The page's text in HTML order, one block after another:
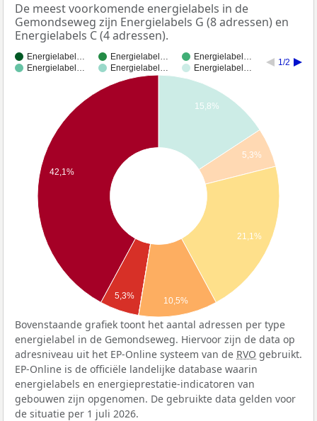
De meest voorkomende energielabels in de
Gemondseweg zijn Energielabels G (8 adressen) en
Energielabels C (4 adressen).
Energielabel… Energielabel…
Energielabel…
Energielabel…
Energielabel… Energielabel…
1/2
15,8%
5,3%
21,1%
42,1%
5,3% 10,5%
Bovenstaande grafiek toont het aantal adressen per type
energielabel in de Gemondseweg. Hiervoor zijn de data op
adresniveau uit het EP-Online systeem van de RVO gebruikt.
EP-Online is de officiële landelijke database waarin
energielabels en energieprestatie-indicatoren van
gebouwen zijn opgenomen. De gebruikte data gelden voor
de situatie per 1 juli 2026.